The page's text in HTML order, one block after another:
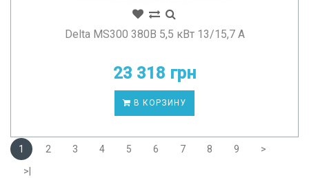
Delta MS300 380В 5,5 кВт 13/15,7 А
23 318 грн
В КОРЗИНУ
1 2 3 4 5 6 7 8 9
>
>|